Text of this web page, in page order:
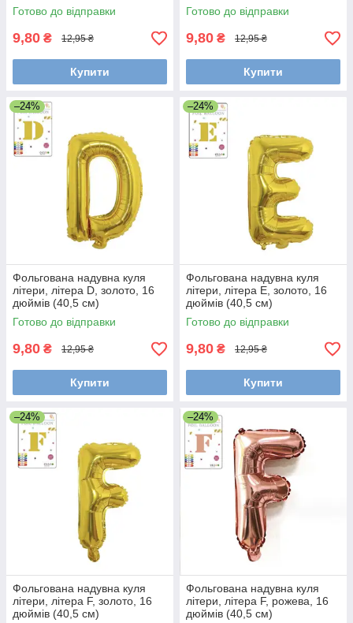
Готово до відправки
9,80 ₴ 12,95 ₴
Купити
Готово до відправки
9,80 ₴ 12,95 ₴
Купити
–24%
Фольгована надувна куля
літери, літера D, золото, 16
дюймів (40,5 см)
Готово до відправки
9,80 ₴ 12,95 ₴
Купити
–24%
Фольгована надувна куля
літери, літера E, золото, 16
дюймів (40,5 см)
Готово до відправки
9,80 ₴ 12,95 ₴
Купити
–24%
Фольгована надувна куля
літери, літера F, золото, 16
дюймів (40,5 см)
–24%
Фольгована надувна куля
літери, літера F, рожева, 16
дюймів (40,5 см)